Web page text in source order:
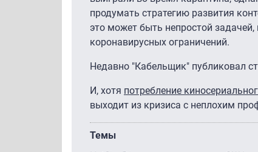
продумать стратегию развития
это может быть непростой задачей,
коронавирусных ограничений.
Недавно "Кабельщик" публиковал
И, хотя потребление
выходит из кризиса с неплохим
Темы